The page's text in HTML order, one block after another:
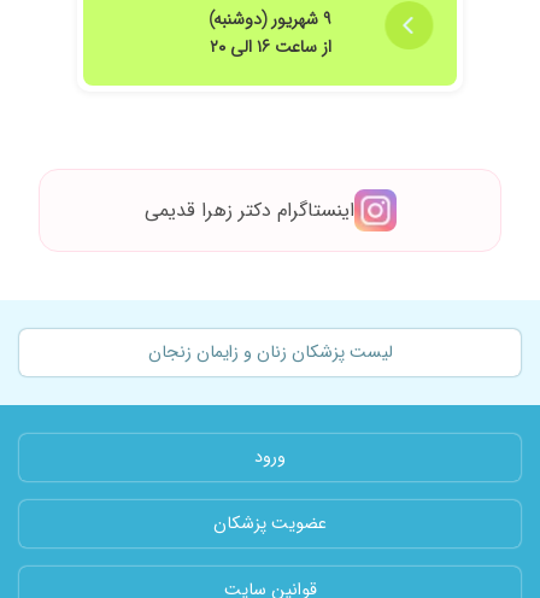
۹ شهریور (دوشنبه)
از ساعت ۱۶ الی ۲۰
اینستاگرام دکتر زهرا قدیمی
لیست پزشکان زنان و زایمان زنجان
ورود
عضویت پزشکان
قوانین سایت